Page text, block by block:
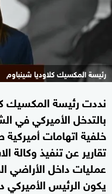
رئيسة المكسيك كلاوديا شينباوم
نددت رئيسة المكسيك
بالتدخل الأميركي في
خلفية اتهامات
تقارير عن تنفيذ وكالة
عمليات داخل الأراضي
يكون الرئيس الأميركي